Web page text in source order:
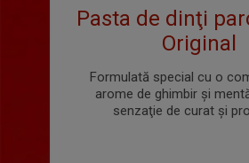
Pasta de dinţi
Original
Formulată special cu o
arome de ghimbir şi
senzaţie de curat şi